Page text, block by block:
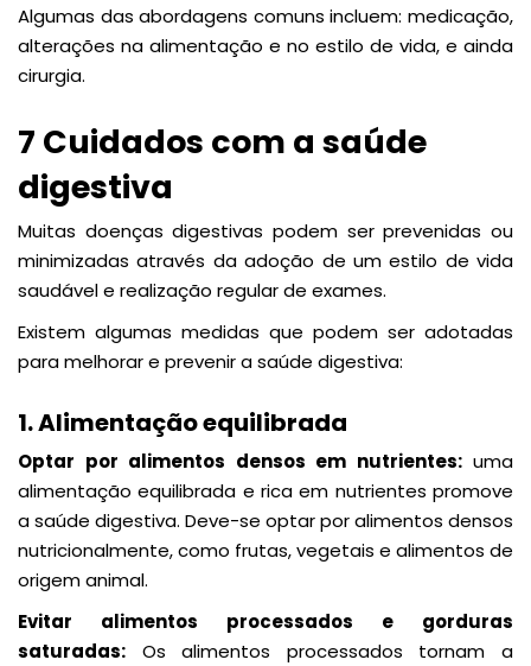
Algumas das abordagens comuns incluem: medicação,
alterações na alimentação e no estilo de vida, e ainda
cirurgia.
7 Cuidados com a saúde
digestiva
Muitas doenças digestivas podem ser prevenidas ou
minimizadas através da adoção de um estilo de vida
saudável e realização regular de exames.
Existem algumas medidas que podem ser adotadas
para melhorar e prevenir a saúde digestiva:
1. Alimentação equilibrada
Optar por alimentos densos em nutrientes:uma
alimentação equilibrada e rica em nutrientes promove
a saúde digestiva. Deve-se optar por alimentos densos
nutricionalmente, como frutas, vegetais e alimentos de
origem animal.
Evitar alimentos processados e gorduras
saturadas: Os alimentos processados tornam a